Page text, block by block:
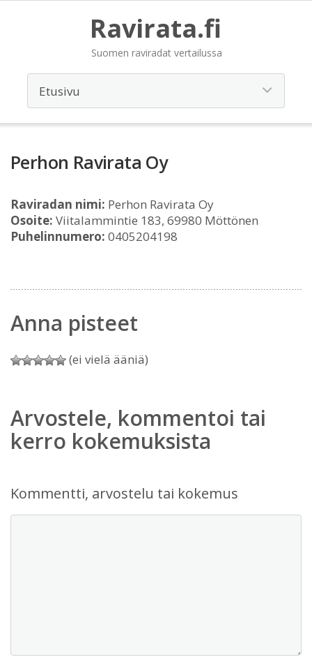
Ravirata.fi
Suomen raviradat vertailussa
Perhon Ravirata Oy
Raviradan nimi: Perhon Ravirata Oy
Osoite: Viitalammintie 183, 69980 Möttönen
Puhelinnumero: 0405204198
Anna pisteet
(ei vielä ääniä)
Arvostele, kommentoi tai
kerro kokemuksista
Kommentti, arvostelu tai kokemus